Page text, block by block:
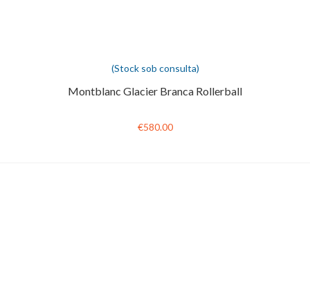
(Stock sob consulta)
Montblanc Glacier Branca Rollerball
€580.00